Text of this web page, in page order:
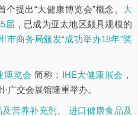
提出“大健康博览会”概念。 大
届 ，已成为亚太地区颇具规模的
市商务局颁发“成功举办18年”奖
博览会 简称： IHE大健康展会 ，
广交会展馆隆重举办。
营养补充剂 、进口健康食品及